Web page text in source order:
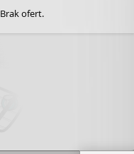
Brak ofert.